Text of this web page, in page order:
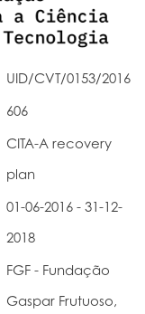
UID/CVT/0153/2016
606
CITA-A recovery
plan
01-06-2016 - 31-12-
2018
FGF - Fundação
Gaspar Frutuoso,